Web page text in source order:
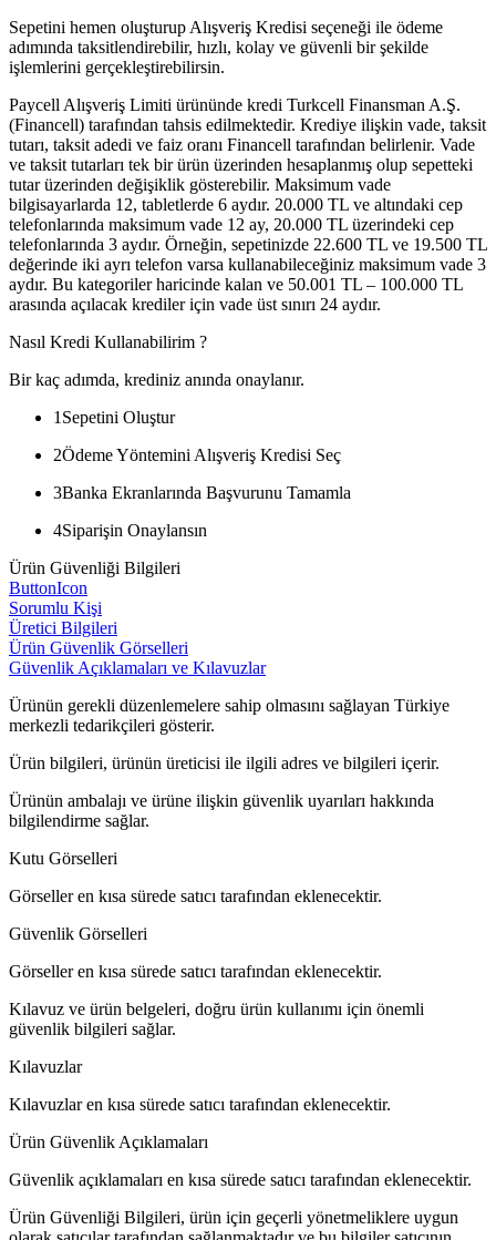
Sepetini hemen oluşturup Alışveriş Kredisi seçeneği ile ödeme
adımında taksitlendirebilir, hızlı, kolay ve güvenli bir şekilde
işlemlerini gerçekleştirebilirsin.
Paycell Alışveriş Limiti ürününde kredi Turkcell Finansman A.Ş.
(Financell) tarafından tahsis edilmektedir. Krediye ilişkin vade, taksit
tutarı, taksit adedi ve faiz oranı Financell tarafından belirlenir. Vade
ve taksit tutarları tek bir ürün üzerinden hesaplanmış olup sepetteki
tutar üzerinden değişiklik gösterebilir. Maksimum vade
bilgisayarlarda 12, tabletlerde 6 aydır. 20.000 TL ve altındaki cep
telefonlarında maksimum vade 12 ay, 20.000 TL üzerindeki cep
telefonlarında 3 aydır. Örneğin, sepetinizde 22.600 TL ve 19.500 TL
değerinde iki ayrı telefon varsa kullanabileceğiniz maksimum vade 3
aydır. Bu kategoriler haricinde kalan ve 50.001 TL – 100.000 TL
arasında açılacak krediler için vade üst sınırı 24 aydır.
Nasıl Kredi Kullanabilirim ?
Bir kaç adımda, krediniz anında onaylanır.
1 Sepetini Oluştur
2Ödeme Yöntemini Alışveriş Kredisi Seç
3Banka Ekranlarında Başvurunu Tamamla
4Siparişin Onaylansın
Ürün Güvenliği Bilgileri
ButtonIcon
Sorumlu Kişi
Üretici Bilgileri
Ürün Güvenlik Görselleri
Güvenlik Açıklamaları ve Kılavuzlar
Ürünün gerekli düzenlemelere sahip olmasını sağlayan Türkiye
merkezli tedarikçileri gösterir.
Ürün bilgileri, ürünün üreticisi ile ilgili adres ve bilgileri içerir.
Ürünün ambalajı ve ürüne ilişkin güvenlik uyarıları hakkında
bilgilendirme sağlar.
Kutu Görselleri
Görseller en kısa sürede satıcı tarafından eklenecektir.
Güvenlik Görselleri
Görseller en kısa sürede satıcı tarafından eklenecektir.
Kılavuz ve ürün belgeleri, doğru ürün kullanımı için önemli
güvenlik bilgileri sağlar.
Kılavuzlar
Kılavuzlar en kısa sürede satıcı tarafından eklenecektir.
Ürün Güvenlik Açıklamaları
Güvenlik açıklamaları en kısa sürede satıcı tarafından eklenecektir.
Ürün Güvenliği Bilgileri, ürün için geçerli yönetmeliklere uygun